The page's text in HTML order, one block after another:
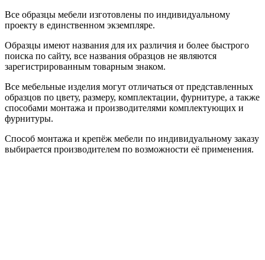
Все образцы мебели изготовлены по индивидуальному
проекту в единственном экземпляре.
Образцы имеют названия для их различия и более быстрого
поиска по сайту, все названия образцов не являются
зарегистрированным товарным знаком.
Все мебельные изделия могут отличаться от представленных
образцов по цвету, размеру, комплектации, фурнитуре, а также
способами монтажа и производителями комплектующих и
фурнитуры.
Способ монтажа и крепёж мебели по индивидуальному заказу
выбирается производителем по возможности её применения.